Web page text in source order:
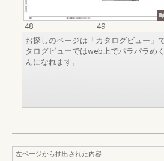
48
49
お探しのページは「カタログビュー」
タログビューではweb上でパラパラめ
んになれます。
左ページから抽出された内容